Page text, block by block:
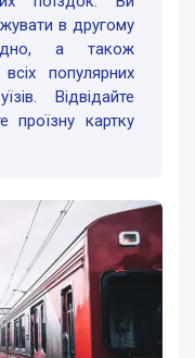
в другому
а також
популярних
Відвідайте
проїзну картку